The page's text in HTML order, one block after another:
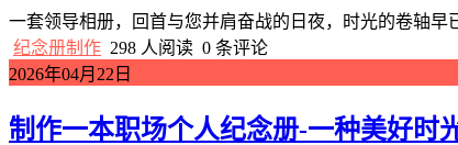
一套领导相册，回首与您并肩奋战的日夜，时光的卷轴
纪念册制作 298 人阅读 0 条评论
2026年04月22日
制作一本职场个人纪念册-一种美好时